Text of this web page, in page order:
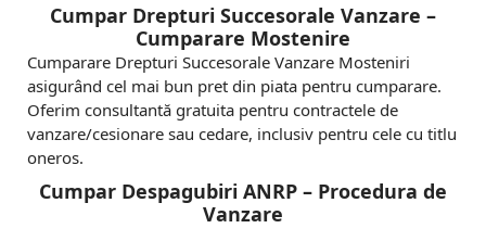
Cumpar Drepturi Succesorale Vanzare –
Cumparare Mostenire
Cumparare Drepturi Succesorale Vanzare Mosteniri
asigurând cel mai bun pret din piata pentru cumparare.
Oferim consultantă gratuita pentru contractele de
vanzare/cesionare sau cedare, inclusiv pentru cele cu titlu
oneros.
Cumpar Despagubiri ANRP – Procedura de
Vanzare